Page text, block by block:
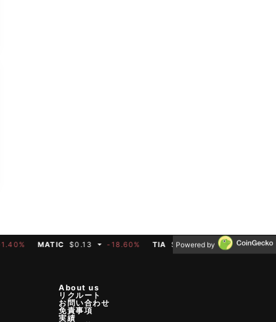
MATIC $0.13 -18.60% TIA $0.33 -3.10% BTC
Powered by
About us
リクルート
お問い合わせ
免責事項
実績